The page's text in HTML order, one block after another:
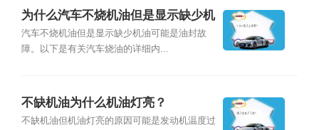
为什么汽车不烧机油但是显示缺少机
油？
汽车不烧机油但是显示缺少机油可能是油封故
障。以下是有关汽车烧油的详细内...
不缺机油为什么机油灯亮？
不缺机油但机油灯亮的原因可能是发动机温度过